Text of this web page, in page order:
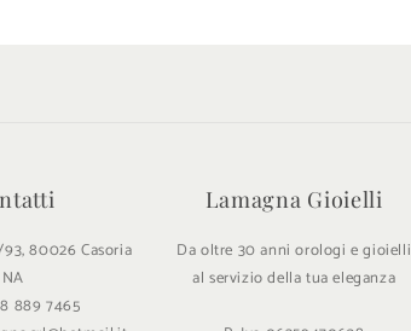
93, 80026 Casoria
NA
889 7465
Lamagna Gioielli
Da oltre 30 anni orologi e gioielli
al servizio della tua eleganza